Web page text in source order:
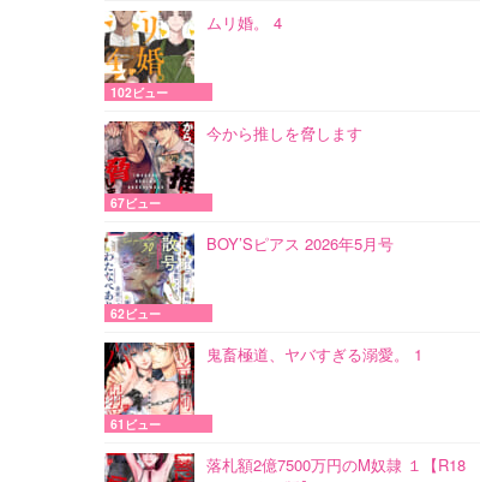
ムリ婚。 4
102ビュー
今から推しを脅します
67ビュー
BOY’Sピアス 2026年5月号
62ビュー
鬼畜極道、ヤバすぎる溺愛。 1
61ビュー
落札額2億7500万円のM奴隷 １【R18